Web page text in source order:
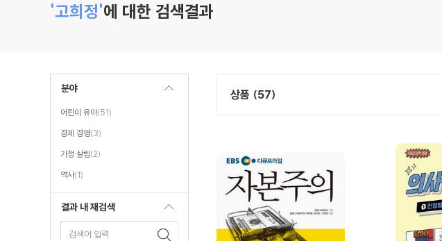
'고희정'에 대한 검색결과
분야
어린이 유아(51)
경제 경영(3)
가정 살림(2)
역사(1)
결과 내 재검색
검색어 입력
상품 (57)